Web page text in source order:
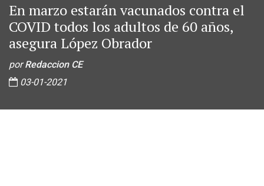
En marzo estarán vacunados contra el
COVID todos los adultos de 60 años,
asegura López Obrador
porRedaccion CE
03-01-2021